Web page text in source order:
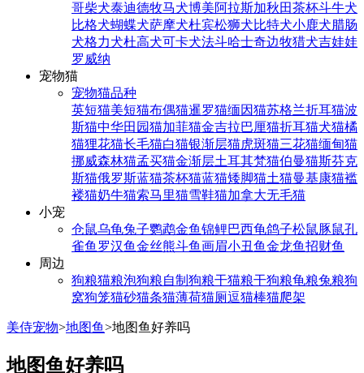
哥柴犬泰迪德牧马犬博美阿拉斯加秋田茶杯斗牛犬
比格犬蝴蝶犬萨摩犬杜宾松狮犬比特犬小鹿犬腊肠
犬格力犬杜高犬可卡犬法斗哈士奇边牧猎犬吉娃娃
罗威纳
宠物猫
宠物猫品种
英短猫美短猫布偶猫暹罗猫缅因猫苏格兰折耳猫波
斯猫中华田园猫加菲猫金吉拉巴厘猫折耳猫犬猫橘
猫狸花猫长毛猫白猫银渐层猫虎斑猫三花猫缅甸猫
挪威森林猫孟买猫金渐层土耳其梵猫伯曼猫斯芬克
斯猫俄罗斯蓝猫茶杯猫蓝猫矮脚猫土猫曼基康猫褴
褛猫奶牛猫索马里猫雪鞋猫加拿大无毛猫
小宠
仓鼠乌龟兔子鹦鹉金鱼锦鲤巴西龟鸽子松鼠豚鼠孔
雀鱼 罗汉鱼金丝熊斗鱼画眉小丑鱼金龙鱼招财鱼
周边
狗粮猫粮泡狗粮自制狗粮干猫粮干狗粮龟粮兔粮狗
窝狗笼猫砂猫条猫薄荷猫厕逗猫棒猫爬架
美侍宠物>地图鱼>地图鱼好养吗
地图鱼好养吗